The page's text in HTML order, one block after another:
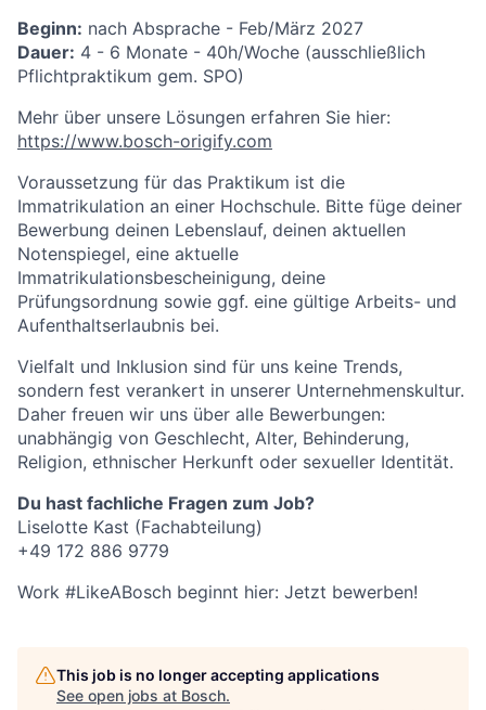
Beginn: nach Absprache - Feb/März 2027
Dauer: 4 - 6 Monate - 40h/Woche (ausschließlich
Pflichtpraktikum gem. SPO)
Mehr über unsere Lösungen erfahren Sie hier:
https://www.bosch-origify.com
Voraussetzung für das Praktikum ist die
Immatrikulation an einer Hochschule. Bitte füge deiner
Bewerbung deinen Lebenslauf, deinen aktuellen
Notenspiegel, eine aktuelle
Immatrikulationsbescheinigung, deine
Prüfungsordnung sowie ggf. eine gültige Arbeits- und
Aufenthaltserlaubnis bei.
Vielfalt und Inklusion sind für uns keine Trends,
sondern fest verankert in unserer Unternehmenskultur.
Daher freuen wir uns über alle Bewerbungen:
unabhängig von Geschlecht, Alter, Behinderung,
Religion, ethnischer Herkunft oder sexueller Identität.
Du hast fachliche Fragen zum Job?
Liselotte Kast (Fachabteilung)
+49 172 886 9779
Work #LikeABosch beginnt hier: Jetzt bewerben!
This job is no longer accepting applications
See open jobs at Bosch.